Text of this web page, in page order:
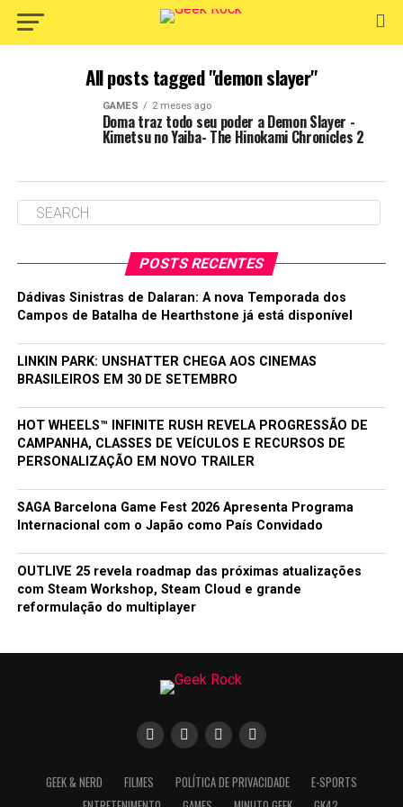
All posts tagged "demon slayer"
GAMES 2 meses ago
Doma traz todo seu poder a Demon Slayer -
Kimetsu no Yaiba- The Hinokami Chronicles 2
POSTS RECENTES
Dádivas Sinistras de Dalaran: A nova Temporada dos
Campos de Batalha de Hearthstone já está disponível
LINKIN PARK: UNSHATTER CHEGA AOS CINEMAS
BRASILEIROS EM 30 DE SETEMBRO
HOT WHEELS™ INFINITE RUSH REVELA PROGRESSÃO DE
CAMPANHA, CLASSES DE VEÍCULOS E RECURSOS DE
PERSONALIZAÇÃO EM NOVO TRAILER
SAGA Barcelona Game Fest 2026 Apresenta Programa
Internacional com o Japão como País Convidado
OUTLIVE 25 revela roadmap das próximas atualizações
com Steam Workshop, Steam Cloud e grande
reformulação do multiplayer
GEEK & NERD FILMES POLÍTICA DE PRIVACIDADE
E-SPORTS